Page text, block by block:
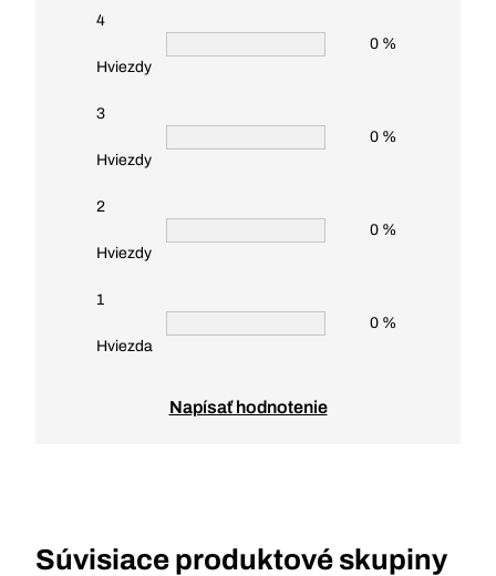
4
Hviezdy
0 %
3
Hviezdy
0 %
2
Hviezdy
0 %
1
Hviezda
0 %
Napísať hodnotenie
Súvisiace produktové skupiny